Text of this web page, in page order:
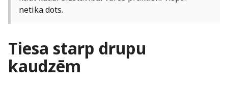
netika dots.
Tiesa starp drupu
kaudzēm